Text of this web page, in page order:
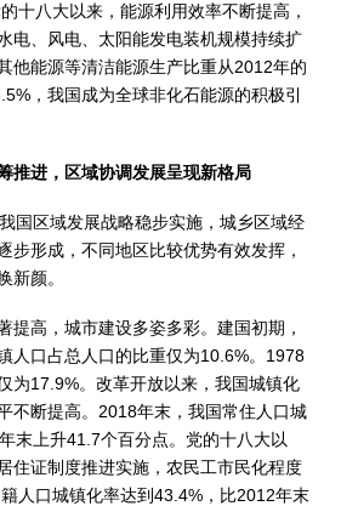
十八大以来，能源利用效率不断提高，
电、风电、太阳能发电装机规模持续扩
他能源等清洁能源生产比重从2012年的
，我国成为全球非化石能源的积极引
推进，区域协调发展呈现新格局
国区域发展战略稳步实施，城乡区域经
步形成，不同地区比较优势有效发挥，
新颜。
提高，城市建设多姿多彩。建国初期，
人口占总人口的比重仅为10.6%。1978
为17.9%。改革开放以来，我国城镇化
不断提高。2018年末，我国常住人口城
末上升41.7个百分点。党的十八大以
住证制度推进实施，农民工市民化程度
人口城镇化率达到43.4%，比2012年末